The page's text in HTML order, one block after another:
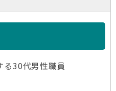
30代男性職員